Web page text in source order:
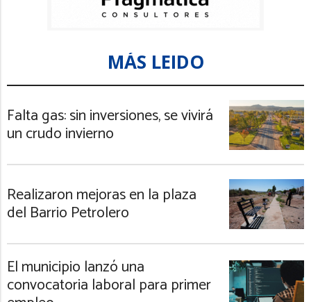
MÁS LEIDO
Falta gas: sin inversiones, se vivirá
un crudo invierno
Realizaron mejoras en la plaza
del Barrio Petrolero
El municipio lanzó una
convocatoria laboral para primer